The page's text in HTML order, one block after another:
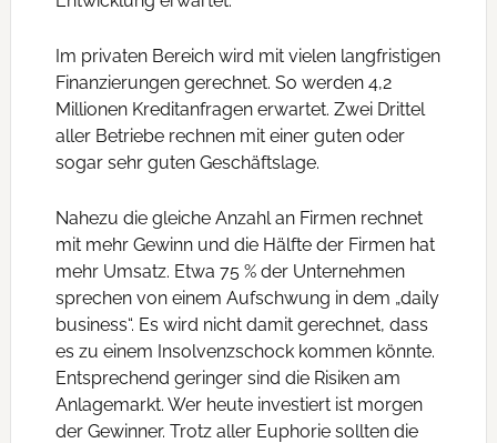
Im privaten Bereich wird mit vielen langfristigen
Finanzierungen gerechnet. So werden 4,2
Millionen Kreditanfragen erwartet. Zwei Drittel
aller Betriebe rechnen mit einer guten oder
sogar sehr guten Geschäftslage.
Nahezu die gleiche Anzahl an Firmen rechnet
mit mehr Gewinn und die Hälfte der Firmen hat
mehr Umsatz. Etwa 75 % der Unternehmen
sprechen von einem Aufschwung in dem „daily
business“. Es wird nicht damit gerechnet, dass
es zu einem Insolvenzschock kommen könnte.
Entsprechend geringer sind die Risiken am
Anlagemarkt. Wer heute investiert ist morgen
der Gewinner. Trotz aller Euphorie sollten die